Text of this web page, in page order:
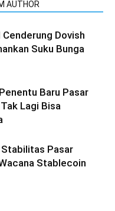
AUTHOR
Dovish
Suku Bunga
Baru Pasar
Lagi Bisa
Pasar
Stablecoin